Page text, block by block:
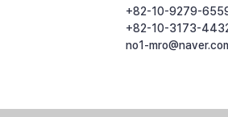
+82-10-9279-
+82-10-3173-
no1-